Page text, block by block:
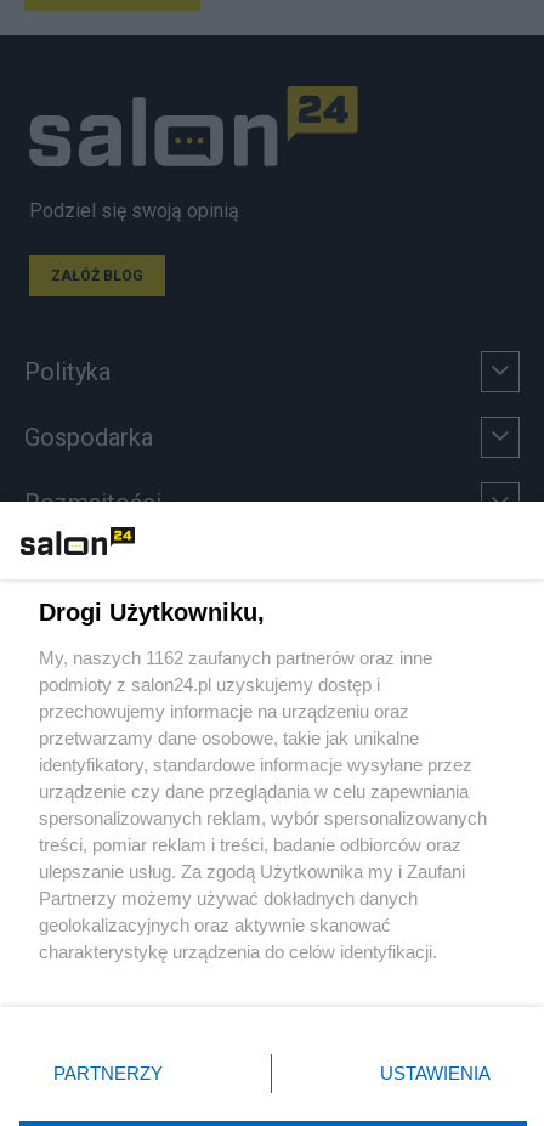
Podziel się swoją opinią
ZAŁÓŻ BLOG
Polityka
Gospodarka
Rozmaitości
Sport
Społeczeństwo
Kultura
X Facebook Instagram Youtube
Drogi Użytkowniku,
My, naszych 1162 zaufanych partnerów oraz inne
podmioty z salon24.pl uzyskujemy dostęp i
przechowujemy informacje na urządzeniu oraz
przetwarzamy dane osobowe, takie jak unikalne
identyfikatory, standardowe informacje wysyłane przez
urządzenie czy dane przeglądania w celu zapewniania
spersonalizowanych reklam, wybór spersonalizowanych
treści, pomiar reklam i treści, badanie odbiorców oraz
ulepszanie usług. Za zgodą Użytkownika my i Zaufani
Partnerzy możemy używać dokładnych danych
geolokalizacyjnych oraz aktywnie skanować
charakterystykę urządzenia do celów identyfikacji.
zmienić/wycofać klikając przycisk ustawień prywatności
znajdujący się w lewym dolnym rogu strony
rodzaje przetwarzania danych nie wymagają zgody
PARTNERZY USTAWIENIA